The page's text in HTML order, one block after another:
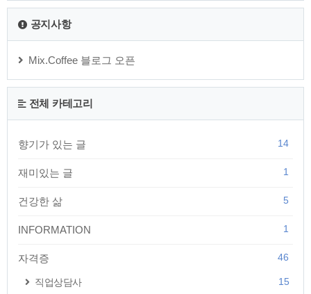
떠내려 가 버린다고 합니다. 이..
공지사항
Mix.Coffee 블로그 오픈
전체 카테고리
향기가 있는 글 14
재미있는 글 1
건강한 삶 5
INFORMATION 1
자격증 46
직업상담사
15